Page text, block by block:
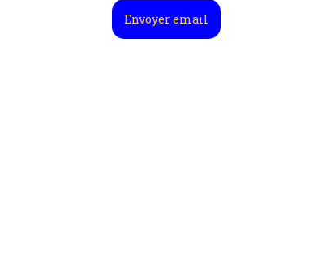
Envoyer email